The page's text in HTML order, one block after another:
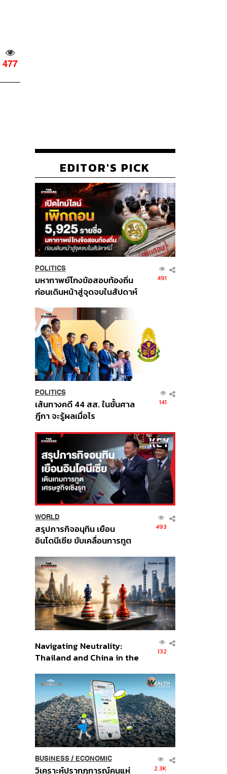
477
EDITOR'S PICK
POLITICS
มหากาพย์โกงข้อสอบท้องถิ่น
ก่อนเดินหน้าสู่จุดจบในสัปดาห์
491
POLITICS
เส้นทางคดี 44 สส. ในชั้นศาล
ฎีกา จะรู้ผลเมื่อไร
141
WORLD
สรุปภารกิจอนุทิน เยือน
อินโดนีเซีย ขับเคลื่อนการทูต
ส่วนยุทธศาสตร์ไทย –
อินโดนีเซีย
493
Navigating Neutrality:
Thailand and China in the
Order
132
BUSINESS/ ECONOMIC
วิเคราะห์ปรากฏการณ์คนแห่ 2.3K